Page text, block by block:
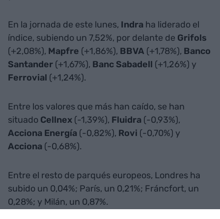
En la jornada de este lunes, Indra ha liderado el
índice, subiendo un 7,52%, por delante de Grifols
(+2,08%), Mapfre (+1,86%), BBVA (+1,78%), Banco
Santander (+1,67%), Banc Sabadell (+1,26%) y
Ferrovial (+1,24%).
Entre los valores que más han caído, se han
situado Cellnex (-1,39%), Fluidra (-0,93%),
Acciona Energía (-0,82%), Rovi (-0,70%) y
Acciona (-0,68%).
Entre el resto de parqués europeos, Londres ha
subido un 0,04%; París, un 0,21%; Fráncfort, un
0,28%; y Milán, un 0,87%.